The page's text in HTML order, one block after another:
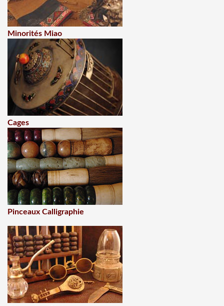
Minorités Miao
Cages
Pinceaux Calligraphie